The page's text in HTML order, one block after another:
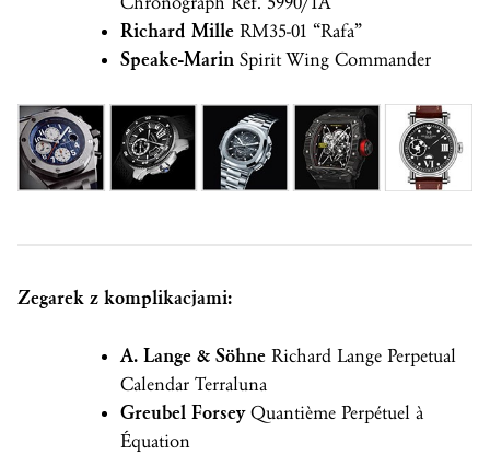
Richard Mille RM35-01 “Rafa”
Speake-Marin Spirit Wing Commander
Zegarek z komplikacjami:
A. Lange & Söhne Richard Lange Perpetual
Calendar Terraluna
Greubel ForseyQuantième Perpétuel à
Équation